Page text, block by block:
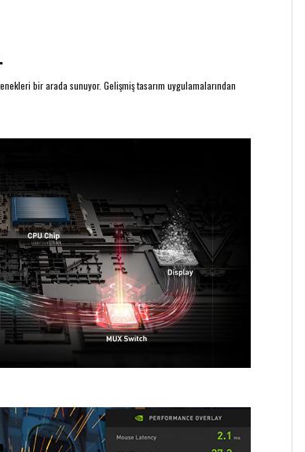
bir arada sunuyor. Gelişmiş tasarım uygulamalarından